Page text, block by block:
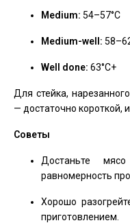
Medium: 54–57°C
Medium-well:
Well done: 63°C+
Для стейка,
— достаточно короткой,
Советы
Достаньте
равномерность
Хорошо
приготовлением.